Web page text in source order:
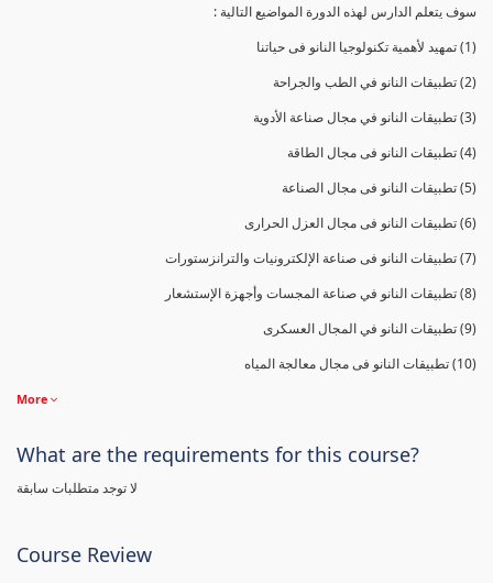
سوف يتعلم الدارس لهذه الدورة المواضيع التالية :
(1) تمهيد لأهمية تكنولوجيا النانو فى حياتنا
(2) تطبيقات النانو في الطب والجراحة
(3) تطبيقات النانو في مجال صناعة الأدوية
(4) تطبيقات النانو فى مجال الطاقة
(5) تطبيقات النانو فى مجال الصناعة
(6) تطبيقات النانو فى مجال العزل الحرارى
(7) تطبيقات النانو فى صناعة الإلكترونيات والترانزستورات
(8) تطبيقات النانو في صناعة المجسات وأجهزة الإستشعار
(9) تطبيقات النانو في المجال العسكرى
(10) تطبيقات النانو فى مجال معالجة المياه
More
What are the requirements for this course?
لا توجد متطلبات سابقة
Course Review